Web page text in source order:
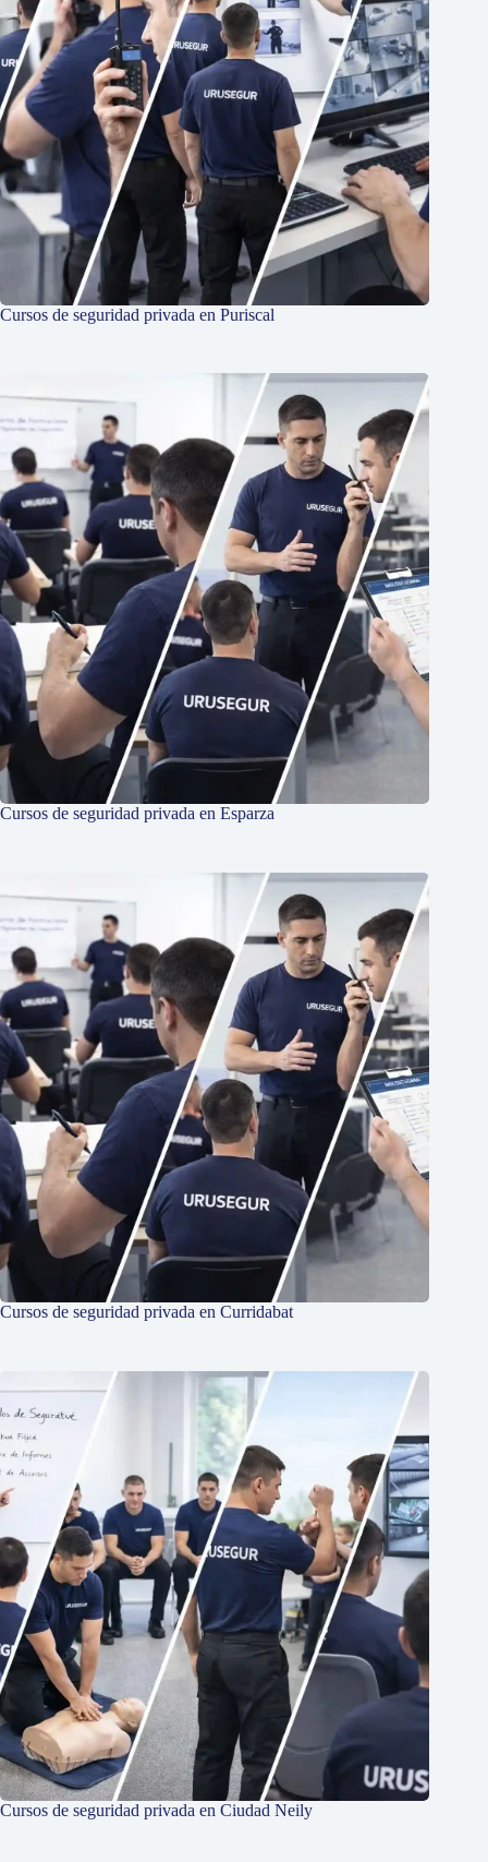
Cursos de seguridad privada en Puriscal
Cursos de seguridad privada en Esparza
Cursos de seguridad privada en Curridabat
Cursos de seguridad privada en Ciudad Neily